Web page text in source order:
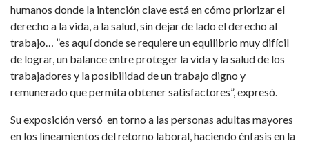
humanos donde la intención clave está en cómo priorizar el
derecho a la vida, a la salud, sin dejar de lado el derecho al
trabajo… ”es aquí donde se requiere un equilibrio muy difícil
de lograr, un balance entre proteger la vida y la salud de los
trabajadores y la posibilidad de un trabajo digno y
remunerado que permita obtener satisfactores”, expresó.
Su exposición versó en torno a las personas adultas mayores
en los lineamientos del retorno laboral, haciendo énfasis en la